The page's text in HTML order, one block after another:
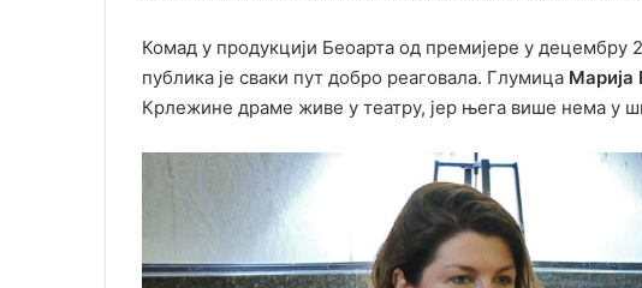
Комад у продукцији Беоарта од премијере у децембру
публика је сваки пут добро реаговала. Глумица Марија
Крлежине драме живе у театру, јер њега више нема у